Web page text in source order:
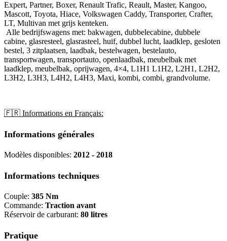
Expert, Partner, Boxer, Renault Trafic, Reault, Master, Kangoo,
Mascott, Toyota, Hiace, Volkswagen Caddy, Transporter, Crafter,
LT, Multivan met grijs kenteken.
Alle bedrijfswagens met: bakwagen, dubbelecabine, dubbele
cabine, glasresteel, glasrasteel, huif, dubbel lucht, laadklep, gesloten
bestel, 3 zitplaatsen, laadbak, bestelwagen, bestelauto,
transportwagen, transportauto, openlaadbak, meubelbak met
laadklep, meubelbak, oprijwagen, 4×4, L1H1 L1H2, L2H1, L2H2,
L3H2, L3H3, L4H2, L4H3, Maxi, kombi, combi, grandvolume.
🇫🇷 Informations en Français:
Informations générales
Modèles disponibles: 2012 - 2018
Informations techniques
Couple: 385 Nm
Commande: Traction avant
Réservoir de carburant: 80 litres
Pratique